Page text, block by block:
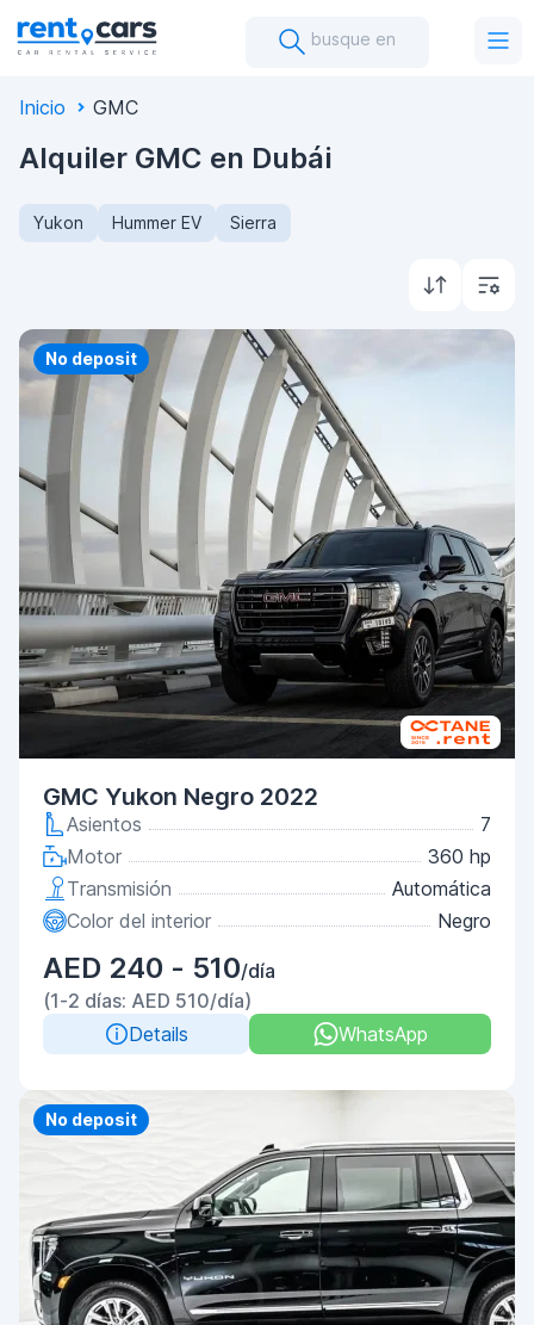
busque en
Inicio GMC
Alquiler GMC en Dubái
Yukon Hummer EV Sierra
Priority
No deposit
GMC Yukon Negro 2022
Asientos
7
Motor
360 hp
Transmisión
Automática
Color del interior
Negro
AED 240 - 510/día
(1-2 días: AED 510/día)
Details
WhatsApp
Priority
No deposit